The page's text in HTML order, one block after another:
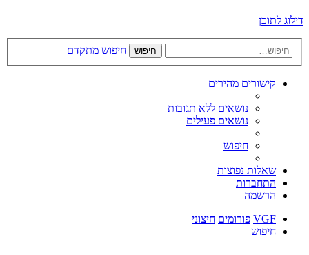
דילוג לתוכן
חיפוש חיפוש מתקדם
קישורים מהירים
נושאים ללא תגובות
נושאים פעילים
חיפוש
שאלות נפוצות
התחברות
הרשמה
VGF פורומים חיצוני
חיפוש